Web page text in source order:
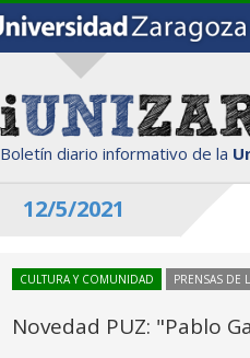
Boletín diario informativo de la
12/5/2021
CULTURA Y COMUNIDAD PRENSAS DE
Novedad PUZ: "Pablo